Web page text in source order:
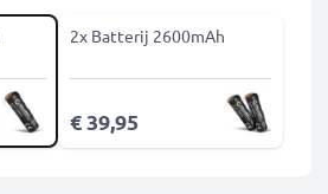
2x Batterij 2600mAh
€ 39,95